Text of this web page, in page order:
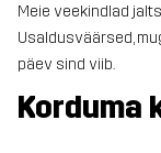
Meie veekindlad
Usaldusväärsed,
päev sind viib.
Korduma